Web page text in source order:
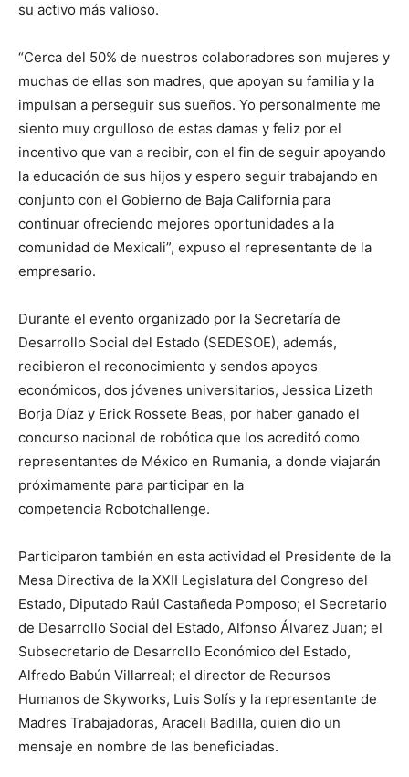
su activo más valioso.
“Cerca del 50% de nuestros colaboradores son mujeres y
muchas de ellas son madres, que apoyan su familia y la
impulsan a perseguir sus sueños. Yo personalmente me
siento muy orgulloso de estas damas y feliz por el
incentivo que van a recibir, con el fin de seguir apoyando
la educación de sus hijos y espero seguir trabajando en
conjunto con el Gobierno de Baja California para
continuar ofreciendo mejores oportunidades a la
comunidad de Mexicali”, expuso el representante de la
empresario.
Durante el evento organizado por la Secretaría de
Desarrollo Social del Estado (SEDESOE), además,
recibieron el reconocimiento y sendos apoyos
económicos, dos jóvenes universitarios, Jessica Lizeth
Borja Díaz y Erick Rossete Beas, por haber ganado el
concurso nacional de robótica que los acreditó como
representantes de México en Rumania, a donde viajarán
próximamente para participar en la
competencia Robotchallenge.
Participaron también en esta actividad el Presidente de la
Mesa Directiva de la XXII Legislatura del Congreso del
Estado, Diputado Raúl Castañeda Pomposo; el Secretario
de Desarrollo Social del Estado, Alfonso Álvarez Juan; el
Subsecretario de Desarrollo Económico del Estado,
Alfredo Babún Villarreal; el director de Recursos
Humanos de Skyworks, Luis Solís y la representante de
Madres Trabajadoras, Araceli Badilla, quien dio un
mensaje en nombre de las beneficiadas.